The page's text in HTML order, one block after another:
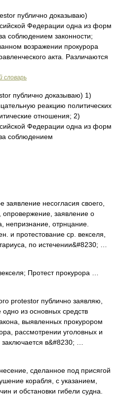
публично доказываю)
Федерации одна из форм
соблюдением законности;
возражении прокурора
акта. Различаются
словарь
публично доказываю) 1)
реакцию политических
отношения; 2)
Федерации одна из форм
соблюдением
заявление несогласия своего,
заявление о
непризнание, отрнцание.
и протестование ср. векселя,
по истечении&#8230; …
Протест прокурора …
protestor публично заявляю,
из основных средств
выявленных прокурором
рассмотрении уголовных и
в&#8230; …
сделанное под присягой
корабля, с указанием,
и обстановки гибели судна.